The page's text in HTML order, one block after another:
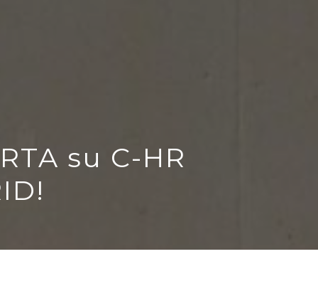
su C-HR